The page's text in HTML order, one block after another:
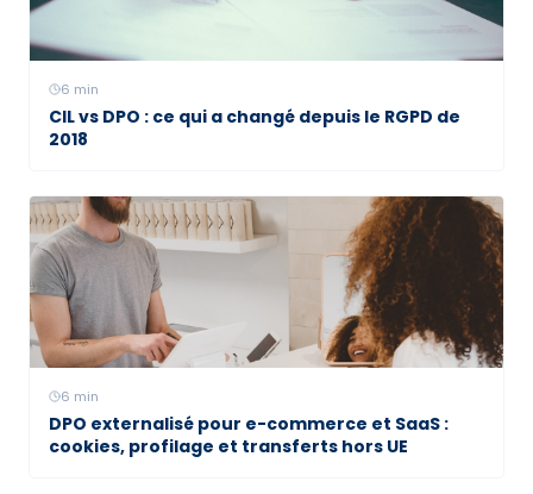
6 min
CIL vs DPO : ce qui a changé depuis le RGPD de
2018
6 min
DPO externalisé pour e-commerce et SaaS :
cookies, profilage et transferts hors UE